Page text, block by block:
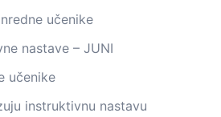
učenike
nastave – JUNI
učenike
instruktivnu nastavu